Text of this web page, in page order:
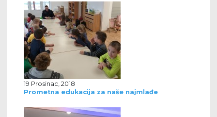
19 Prosinac, 2018
Prometna edukacija za naše najmlađe